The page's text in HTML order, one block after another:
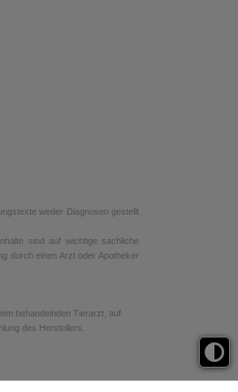
weder Diagnosen gestellt
sind auf wichtige sachliche
durch einen Arzt oder Apotheker
behandelnden Tierarzt, auf.
des Herstellers.